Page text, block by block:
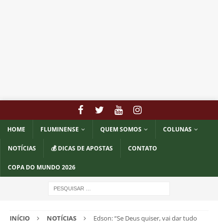
HOME FLUMINENSE QUEM SOMOS COLUNAS
NOTÍCIAS 💰 DICAS DE APOSTAS CONTATO
COPA DO MUNDO 2026
INÍCIO NOTÍCIAS
Edson: “Se Deus quiser, vai dar tudo